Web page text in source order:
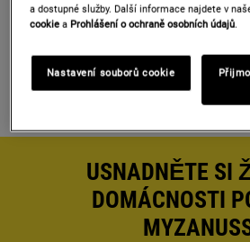
vyhledávače dokumentů můžete najít
nebo informační listy k jakémukoli
VYHLEDAT MANUÁL
USNADNĚTE SI
DOMÁCNOSTI
a dostupné služby. Další informace najdete v
cookie a Prohlášení o ochraně osobních údajů.
Nastavení souborů cookie